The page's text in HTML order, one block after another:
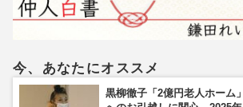
今、あなたにオススメ
黒柳徹子「2億円老人ホーム」